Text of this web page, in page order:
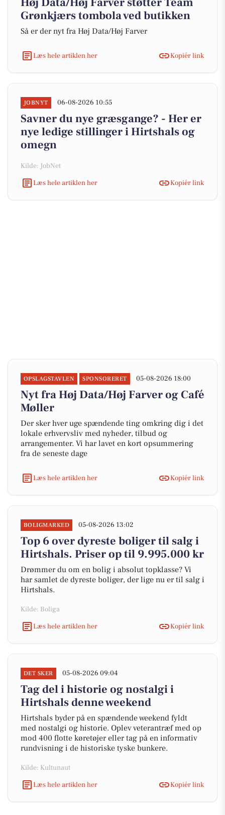
Grønkjærs tombola ved butikken
Så er der nyt fra Høj Data/Høj Farver
Læs hele artiklen her Kopiér link
JOBNYT 06-08-2026 10:55
Savner du nye græsgange? - Her er
nye ledige stillinger i Hirtshals og
omegn
Kilde: JobNet
Læs hele artiklen her
Kopiér link
OPSLAGSTAVLEN SPONSORERET 05-08-2026 18:00
Nyt fra Høj Data/Høj Farver og Café
Møller
Der sker hver uge spændende ting omkring dig i det
lokale erhvervsliv med nyheder, tilbud og
arrangementer. Vi har lavet en kort opsummering
fra de seneste dage
Læs hele artiklen her Kopiér link
BOLIGMARKED 05-08-2026 13:02
Top 6 over dyreste boliger til salg i
Hirtshals. Priser op til 9.995.000 kr
Drømmer du om en bolig i absolut topklasse? Vi
har samlet de dyreste boliger, der lige nu er til salg i
Hirtshals.
Kilde: Boliga
Læs hele artiklen her
Kopiér link
DET SKER 05-08-2026 09:04
Tag del i historie og nostalgi i
Hirtshals denne weekend
Hirtshals byder på en spændende weekend fyldt
med nostalgi og historie. Oplev veterantræf med op
mod 400 flotte køretøjer eller tag på en informativ
rundvisning i de historiske tyske bunkere.
Kilde: Kultunaut
Læs hele artiklen her
Kopiér link